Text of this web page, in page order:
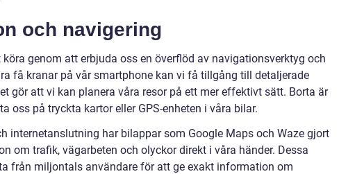
och navigering
genom att erbjuda oss en överflöd av navigationsverktyg och
få kranar på vår smartphone kan vi få tillgång till detaljerade
gör att vi kan planera våra resor på ett mer effektivt sätt. Borta är
oss på tryckta kartor eller GPS-enheten i våra bilar.
internetanslutning har bilappar som Google Maps och Waze gjort
om trafik, vägarbeten och olyckor direkt i våra händer. Dessa
från miljontals användare för att ge exakt information om